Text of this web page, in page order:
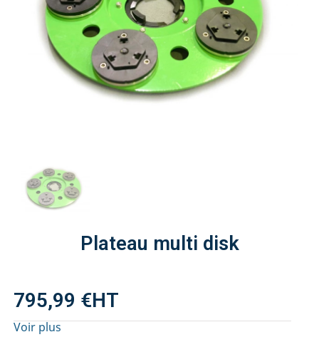
Plateau multi disk
795,99 €HT
Voir plus